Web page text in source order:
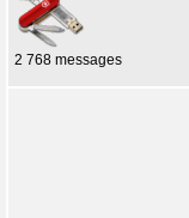
2 768 messages